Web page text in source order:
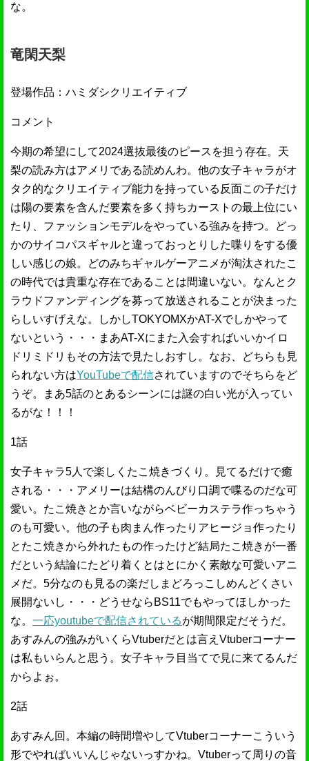
な。
竜閑天梨
登場作品：ハミダシクリエイティブ
コメント
今期の希望にして2024選抜最後のピースを担う存在。天
梨の読み方はアメリである読めんわ。他の女子キャラがオ
タク的なクリエイティブ能力を持っている反面この子だけ
は陽の要素を含んだ要素を多く持ちカーストの最上位にい
たり、ファッションモデルをやっている強みを持つ。どっ
かのサイコパスギャルと違っておっとりした喋りをする優
しい感じの娘。どのみちギャルゲーアニメが淘汰されたこ
の時代では貴重な存在であることは間違いない。なんとク
ラウドファンディングを募って放送されることが決まった
らしいすげえな。しかしTOKYOMXかAT-Xでしかやって
ないという・・・まあAT-Xにまた入会すればいいかイロ
ドリミドリもその方法で見たしおすし。なお、どちらも見
られない方はYouTubeで配信されていますのでそちらをど
うぞ。まあ5話のとあるシーンには謎の白い光が入ってい
るがな！！！
1話
女子キャラ5人で楽しくたこ焼きづくり。見てるだけで癒
される・・・アメリーは結構のんびり口調で喋るのだな可
愛い。たこ焼きとか言いながらベビーカステラ作っちゃう
のも可愛い。他の子も肉まん作ったりアヒージョ作ったり
とたこ焼きから外れたもの作ったけど結局たこ焼きが一番
だという結論にたどり着くとはとにかく素敵な可愛いアニ
メだ。5分なのも見るの楽だしまどろっこしめんどくさい
展開ないし・・・どうせならBS11でもやってほしかった
な。 一応youtubeで配信されているが期間限定だそうだ。
あすみんの強みがいくらVtuberだとは言えVtuberコーナー
は私もいらんと思う。女子キャラ目当てで見に来てるんだ
からよぉ。
2話
あすみん回。本編の時間増やしてVtuberコーナーこういう
形でやればいいんじゃないっすかね。Vtuberって周りの音